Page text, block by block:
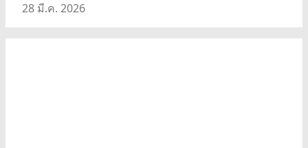
28 มี.ค. 2026